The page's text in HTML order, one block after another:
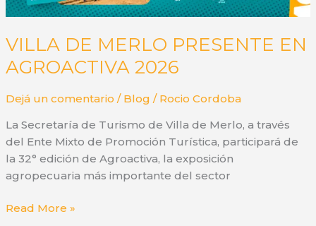
VILLA DE MERLO PRESENTE EN
AGROACTIVA 2026
Dejá un comentario / Blog / Rocio Cordoba
La Secretaría de Turismo de Villa de Merlo, a través
del Ente Mixto de Promoción Turística, participará de
la 32° edición de Agroactiva, la exposición
agropecuaria más importante del sector
VILLA
Read More »